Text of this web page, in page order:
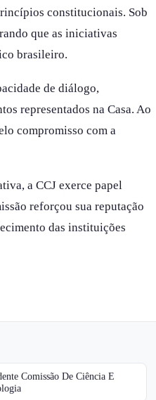
constitucionais. Sob
que as iniciativas
brasileiro.
de diálogo,
representados na Casa. Ao
compromisso com a
a CCJ exerce papel
reforçou sua reputação
das instituições
Comissão De Ciência E